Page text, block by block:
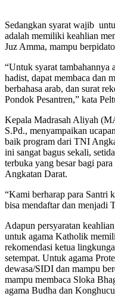
Sedangkan syarat wajib
adalah memiliki keahlian
Juz Amma, mampu
“Untuk syarat tambahannya
hadist, dapat membaca dan
berbahasa arab, dan surat
Pondok Pesantren,” kata
Kepala Madrasah Aliyah
S.Pd., menyampaikan
baik program dari TNI
ini sangat bagus sekali,
terbuka yang besar bagi
Angkatan Darat.
“Kami berharap para Santri
bisa mendaftar dan menjadi
Adapun persyaratan
untuk agama Katholik
rekomendasi ketua
setempat. Untuk agama
dewasa/SIDI dan mampu
mampu membaca Sloka
agama Budha dan